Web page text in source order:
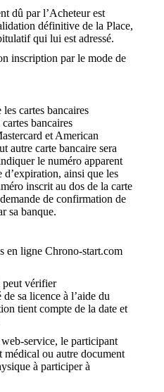
dû par l’Acheteur est
définitive de la Place,
qui lui est adressé.
inscription par le mode de
cartes bancaires
bancaires
et American
autre carte bancaire sera
le numéro apparent
d’expiration, ainsi que les
inscrit au dos de la carte
de confirmation de
sa banque.
en ligne Chrono-start.com
vérifier
sa licence à l’aide du
tient compte de la date et
service, le participant
médical ou autre document
à participer à